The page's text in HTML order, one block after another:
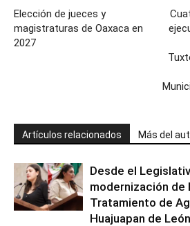
Elección de jueces y
magistraturas de Oaxaca en
2027
Artículos relacionados Más del
Desde el
modernización de
Tratamiento de
Huajuapan de